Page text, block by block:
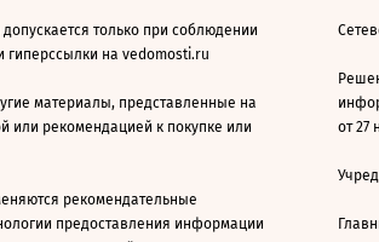
только при соблюдении
гиперссылки на vedomosti.ru
материалы, представленные на
или рекомендацией к покупке или
рекомендательные
предоставления информации
от 27